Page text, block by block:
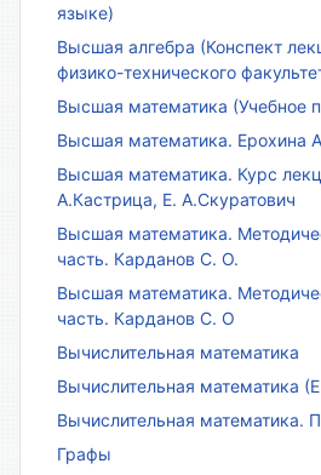
языке)
Высшая алгебра (Конспект
физико-технического
Высшая математика (Учебное
Высшая математика. Ерохина
Высшая математика. Курс
А.Кастрица, Е. А.Скуратович
Высшая математика.
часть. Карданов С. О.
Высшая математика.
часть. Карданов С. О
Вычислительная математика
Вычислительная математика
Вычислительная математика.
Графы